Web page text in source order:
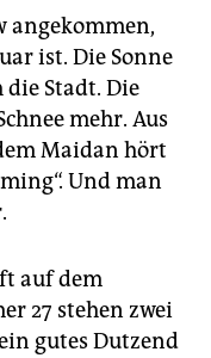
angekommen,
ist. Die Sonne
Stadt. Die
mehr. Aus
Maidan hört
Und man
auf dem
27 stehen zwei
gutes Dutzend